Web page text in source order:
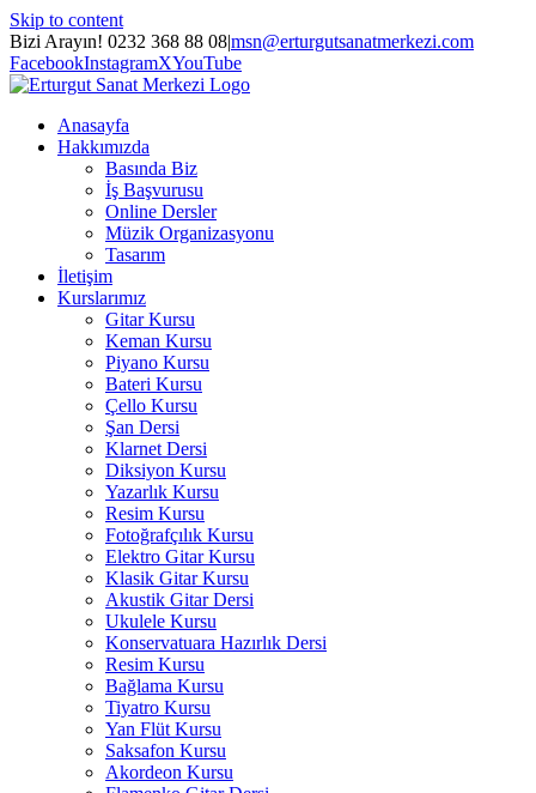
Skip to content
Bizi Arayın! 0232 368 88 08|msn@erturgutsanatmerkezi.com
FacebookInstagramXYouTube
Anasayfa
Hakkımızda
Basında Biz
İş Başvurusu
Online Dersler
Müzik Organizasyonu
Tasarım
İletişim
Kurslarımız
Gitar Kursu
Keman Kursu
Piyano Kursu
Bateri Kursu
Çello Kursu
Şan Dersi
Klarnet Dersi
Diksiyon Kursu
Yazarlık Kursu
Resim Kursu
Fotoğrafçılık Kursu
Elektro Gitar Kursu
Klasik Gitar Kursu
Akustik Gitar Dersi
Ukulele Kursu
Konservatuara Hazırlık Dersi
Resim Kursu
Bağlama Kursu
Tiyatro Kursu
Yan Flüt Kursu
Saksafon Kursu
Akordeon Kursu